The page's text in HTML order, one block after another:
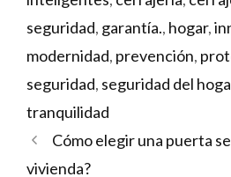
seguridad, garantía., hogar,
modernidad, prevención,
seguridad, seguridad del
tranquilidad
Cómo elegir una puerta
vivienda?